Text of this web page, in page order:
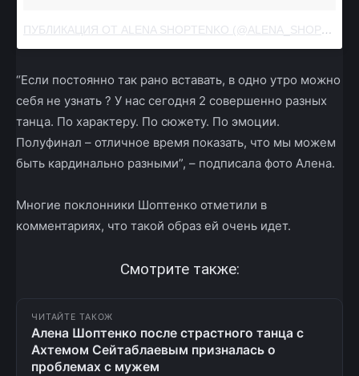
ПУБЛИКАЦИЯ ОТ ALENA SHOPTENKO (@ALENA_SHOPTENKO)
“Если постоянно так рано вставать, в одно утро можно
себя не узнать ? У нас сегодня 2 совершенно разных
танца. По характеру. По сюжету. По эмоции.
Полуфинал – отличное время показать, что мы можем
быть кардинально разными”, – подписала фото Алена.
Многие поклонники Шоптенко отметили в
комментариях, что такой образ ей очень идет.
Смотрите также:
ЧИТАЙТЕ ТАКОЖ
Алена Шоптенко после страстного танца с
Ахтемом Сейтаблаевым призналась о
проблемах с мужем